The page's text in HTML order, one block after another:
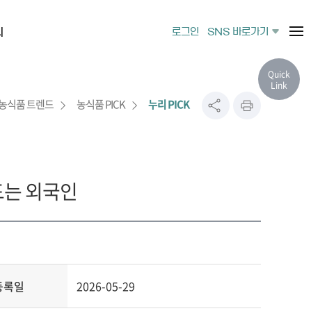
로그인 SNS 바로가기
식품 트렌드 농식품 PICK 누리 PICK
외국인
록일 2026-05-29
Quick
Link